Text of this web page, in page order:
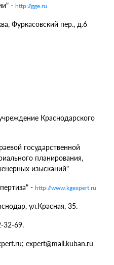
- http://gge.ru
Фуркасовский пер., д.6
Краснодарского
государственной
планирования,
изысканий"
- http://www.kgexpert.ru
ул.Красная, 35.
32-69.
expert@mail.kuban.ru